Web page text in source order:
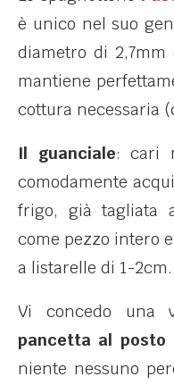
è unico nel suo
diametro di
mantiene
cottura necessaria
Il guanciale: cari
comodamente
frigo, già tagliata
come pezzo intero
a listarelle di 1-2cm.
Vi concedo una
pancetta al posto
niente nessuno